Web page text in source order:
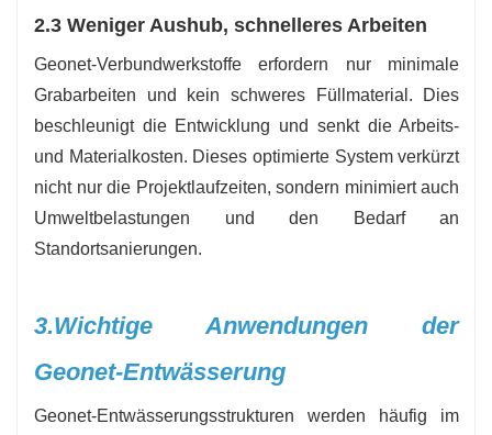
2.3 Weniger Aushub, schnelleres Arbeiten
Geonet-Verbundwerkstoffe erfordern nur minimale
Grabarbeiten und kein schweres Füllmaterial. Dies
beschleunigt die Entwicklung und senkt die Arbeits-
und Materialkosten. Dieses optimierte System verkürzt
nicht nur die Projektlaufzeiten, sondern minimiert auch
Umweltbelastungen und den Bedarf an
Standortsanierungen.
3.Wichtige Anwendungen der
Geonet-Entwässerung
Geonet-Entwässerungsstrukturen werden häufig im